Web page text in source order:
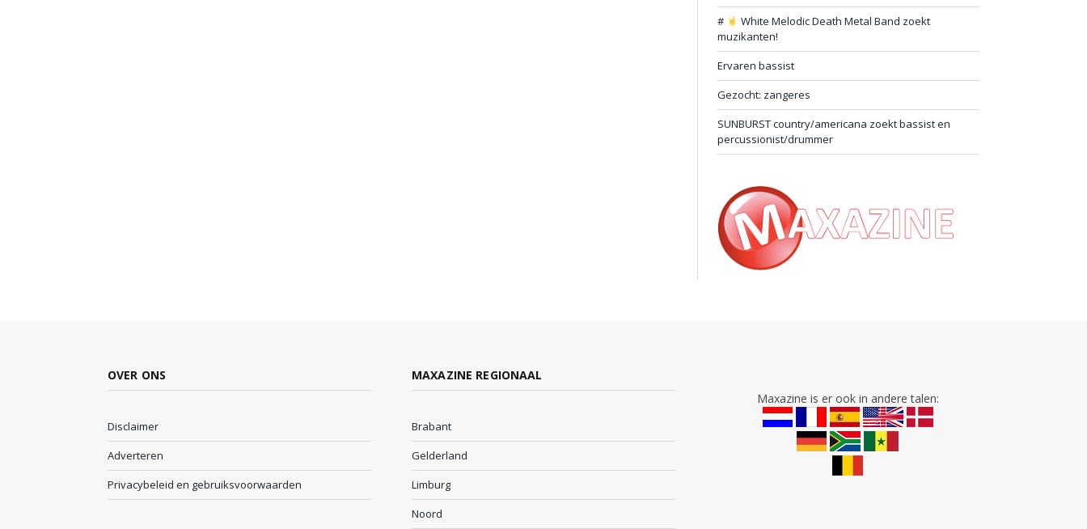
#
White Melodic Death Metal Band zoekt
muzikanten!
Ervaren bassist
Gezocht: zangeres
SUNBURST country/americana zoekt bassist en
percussionist/drummer
OVER ONS
Disclaimer
Adverteren
Privacybeleid en gebruiksvoorwaarden
MAXAZINE REGIONAAL
Brabant
Gelderland
Limburg
Noord
Maxazine is er ook in andere talen: